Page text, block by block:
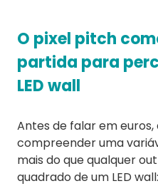
O pixel pitch
partida para
LED wall
Antes de falar em euros,
compreender uma
mais do que qualquer
quadrado de um LED